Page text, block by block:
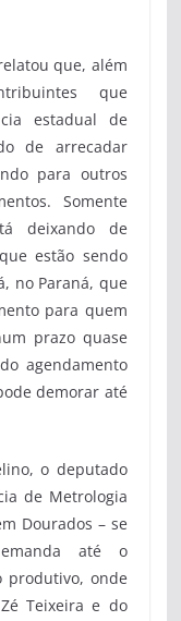
que, além
que
estadual de
de arrecadar
para outros
Somente
deixando de
estão sendo
no Paraná, que
para quem
prazo quase
agendamento
demorar até
o deputado
de Metrologia
Dourados – se
até o
produtivo, onde
Teixeira e do